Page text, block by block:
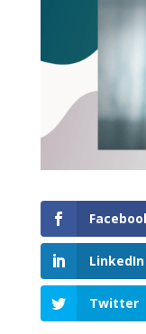
LinkedIn
Twitter